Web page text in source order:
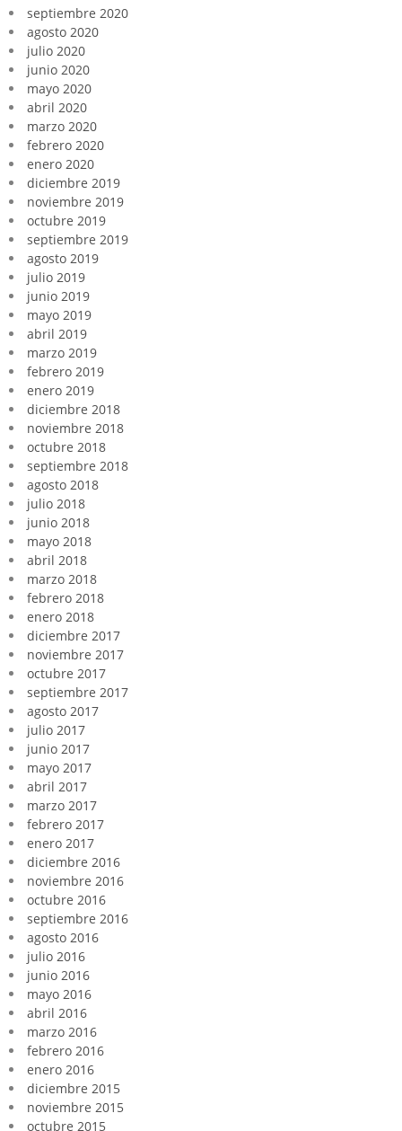
septiembre 2020
agosto 2020
julio 2020
junio 2020
mayo 2020
abril 2020
marzo 2020
febrero 2020
enero 2020
diciembre 2019
noviembre 2019
octubre 2019
septiembre 2019
agosto 2019
julio 2019
junio 2019
mayo 2019
abril 2019
marzo 2019
febrero 2019
enero 2019
diciembre 2018
noviembre 2018
octubre 2018
septiembre 2018
agosto 2018
julio 2018
junio 2018
mayo 2018
abril 2018
marzo 2018
febrero 2018
enero 2018
diciembre 2017
noviembre 2017
octubre 2017
septiembre 2017
agosto 2017
julio 2017
junio 2017
mayo 2017
abril 2017
marzo 2017
febrero 2017
enero 2017
diciembre 2016
noviembre 2016
octubre 2016
septiembre 2016
agosto 2016
julio 2016
junio 2016
mayo 2016
abril 2016
marzo 2016
febrero 2016
enero 2016
diciembre 2015
noviembre 2015
octubre 2015